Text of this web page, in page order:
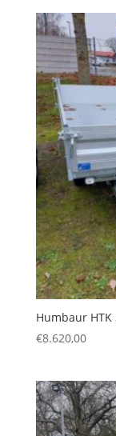
Humbaur
€8.620,00